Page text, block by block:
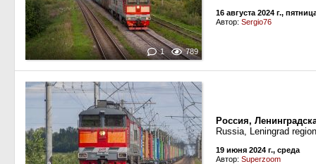
1 789
16 августа 2024 г.,
Автор: Sergio76
Россия,
Russia, Leningrad
19 июня 2024 г., среда
Автор: Superzoom